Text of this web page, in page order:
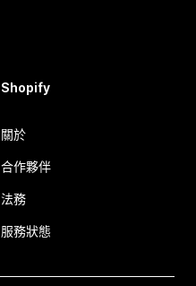
Shopify
關於
合作夥伴
法務
服務狀態